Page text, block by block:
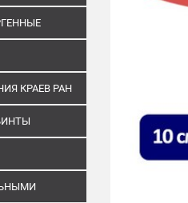
КРАЕВ РАН